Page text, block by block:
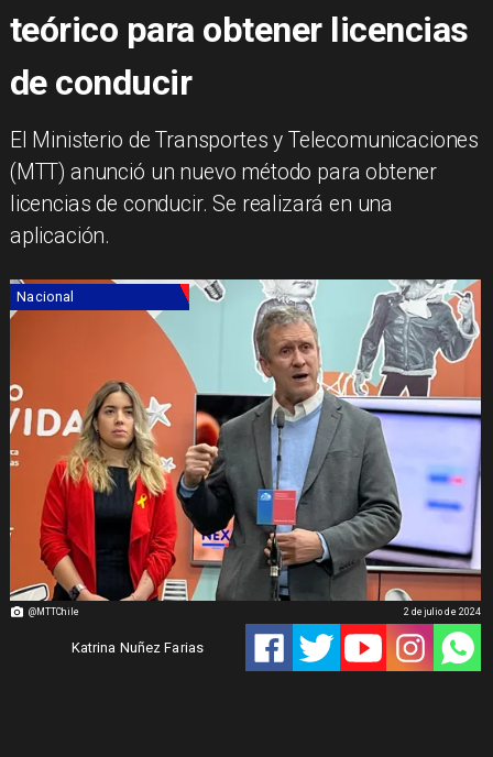
teórico para obtener licencias
de conducir
El Ministerio de Transportes y Telecomunicaciones
(MTT) anunció un nuevo método para obtener
licencias de conducir. Se realizará en una
aplicación.
@MTTChile
Nacional
Katrina Nuñez Farias
2 de julio de 2024